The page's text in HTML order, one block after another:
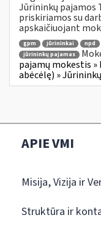
Jūrininkų pajamos
priskiriamos su
apskaičiuojant
gpm jūrininkai npd
jūrininkų pajamas
pajamų mokestis
abėcėlę) »
APIE VMI
Misija, Vizija ir
Struktūra ir